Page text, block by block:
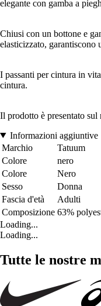
elegante con gamba a
Chiusi con un bottone e
elasticizzato, garantiscono
I passanti per cintura in
cintura.
Il prodotto è presentato
Informazioni aggiuntive
Marchio
Tatuum
Colore
nero
Colore
Nero
Sesso
Donna
Fascia d'età
Adulti
Composizione 63%
Loading...
Loading...
Tutte le nostre